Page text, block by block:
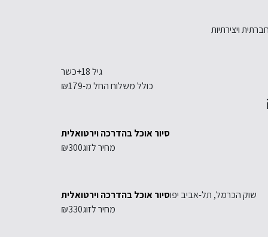
ויצירתיות
גיל 18+
כשר
כולל משלוח החל מ-₪179
סיור אוכל בהדרכה וירטואלית
מחיר לזוג₪300
שוק הכרמל, תל-אביב יפוסיור אוכל בהדרכה וירטואלית
מחיר לזוג₪330